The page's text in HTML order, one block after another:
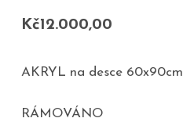
Kč12.000,00
AKRYL na desce 60x90cm
RÁMOVÁNO